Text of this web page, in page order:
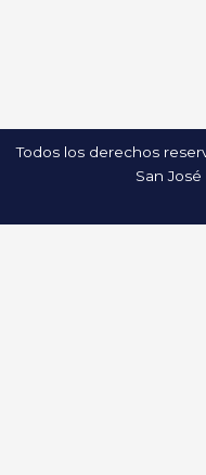
Todos los derechos
San